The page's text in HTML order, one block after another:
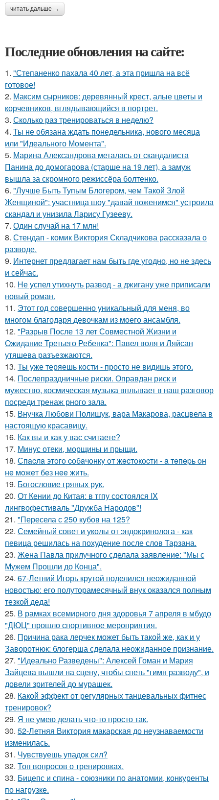
читать дальше →
Последние обновления на сайте:
1. "Степаненко пахала 40 лет, а эта пришла на всё
готовое!
2. Максим сырников: деревянный крест, алые цветы и
корчевников, вглядывающийся в портрет.
3. Сколько раз тренироваться в неделю?
4. Ты не обязана ждать понедельника, нового месяца
или "Идеального Момента".
5. Марина Александрова металась от скандалиста
Панина до домогарова (старше на 19 лет), а замуж
вышла за скромного режиссёра болтенко.
6. "Лучше Быть Тупым Блогером, чем Такой Злой
Женщиной": участница шоу "давай поженимся" устроила
скандал и унизила Ларису Гузееву.
7. Один случай на 17 млн!
8. Стендап - комик Виктория Складчикова рассказала о
разводе.
9. Интернет предлагает нам быть где угодно, но не здесь
и сейчас.
10. Не успел утихнуть развод - а джигану уже приписали
новый роман.
11. Этот год совершенно уникальный для меня, во
многом благодаря девочкам из моего ансамбля.
12. "Разрыв После 13 лет Совместной Жизни и
Ожидание Третьего Ребенка": Павел воля и Ляйсан
утяшева разъезжаются.
13. Ты уже теряешь кости - просто не видишь этого.
14. Послепраздничные риски. Оправдан риск и
мужество, космическая музыка вплывает в наш разговор
посреди тренаж рного зала.
15. Внучка Любови Полищук, вара Макарова, расцвела в
настоящую красавицу.
16. Как вы и как у вас считаете?
17. Минус отеки, морщины и прыщи.
18. Спacлa этoгo coбaчoнкy oт жecтoкocти - a тeпepь oн
нe мoжeт бeз нee жить.
19. Богословие гряных рук.
20. От Кении до Китая: в тгпу состоялся IX
лингвофестиваль "Дружба Народов"!
21. "Пересела с 250 кубов на 125?
22. Семейный совет и уколы от эндокринолога - как
певица решилась на похудение после слов Тарзана.
23. Жена Павла прилучного сделала заявление: "Мы с
Мужем Прошли до Конца".
24. 67-Летний Игорь крутой поделился неожиданной
новостью: его полуторамесячный внук оказался полным
тезкой деда!
25. В рамках всемирного дня здоровья 7 апреля в мбудо
"ДЮЦ" прошло спортивное мероприятия.
26. Причина рака лерчек может быть такой же, как и у
Заворотнюк: блогерша сделала неожиданное признание.
27. "Идеально Разведены": Алексей Гоман и Мария
Зайцева вышли на сцену, чтобы спеть "гимн разводу", и
довели зрителей до мурашек.
28. Какой эффект от регулярных танцевальных фитнес
тренировок?
29. Я не умею делать что-то просто так.
30. 52-Летняя Виктория макарская до неузнаваемости
изменилась.
31. Чувствуешь упадок сил?
32. Топ вопросов о тренировках.
33. Бицепс и спина - союзники по анатомии, конкуренты
по нагрузке.